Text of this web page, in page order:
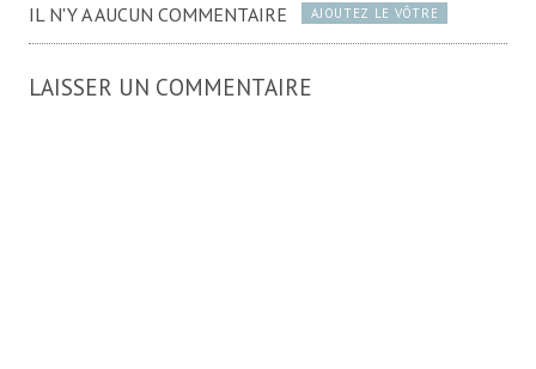
IL N'Y A AUCUN COMMENTAIRE AJOUTEZ LE VÔTRE
LAISSER UN COMMENTAIRE